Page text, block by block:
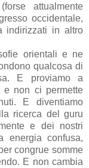
attualmente
occidentale,
indirizzati in altro
orientali e ne
qualcosa di
E proviamo a
e non ci permette
E diventiamo
ricerca del guru
e dei nostri
energia confusa,
congrue somme
E non cambia